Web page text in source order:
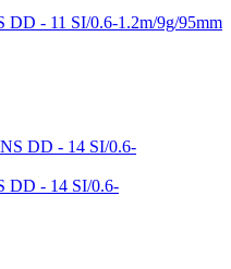
- 11 SI/0.6-1.2m/9g/95mm
DD - 14 SI/0.6-